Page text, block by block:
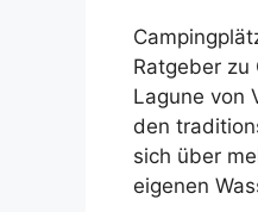
Ratgeber zu
Lagune von
den
sich über
eigenen